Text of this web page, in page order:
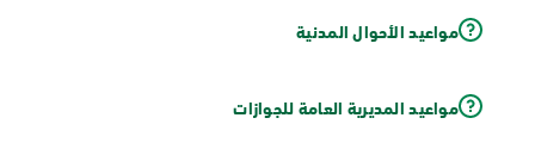
مواعيد الأحوال المدنية
مواعيد المديرية العامة للجوازات